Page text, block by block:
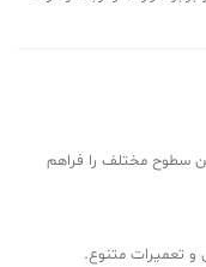
سطوح مختلف را فراهم
و تعمیرات متنوع.